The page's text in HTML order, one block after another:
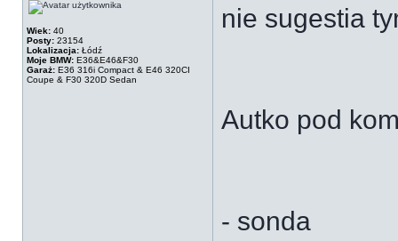
Wiek: 40
Posty: 23154
Lokalizacja: Łódź
Moje BMW: E36&E46&F30
Garaż: E36 316i Compact & E46 320CI
Coupe & F30 320D Sedan
nie sugestia
Autko pod
- sonda